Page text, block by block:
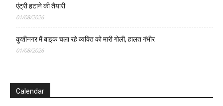
एंट्री हटाने की तैयारी
01/08/2026
कुशीनगर में बाइक चला रहे व्यक्ति को मारी गोली, हालत गंभीर
01/08/2026
Calendar